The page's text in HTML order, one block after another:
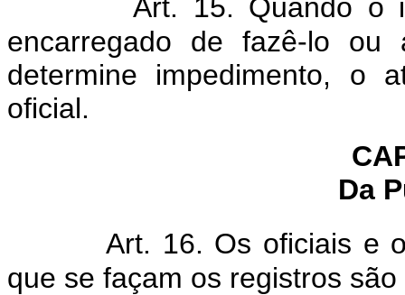
Art. 15. Quando o
encarregado de fazê-lo
determine impedimento, o
oficial.
Da
Art. 16. Os oficiais e
que se façam os registros